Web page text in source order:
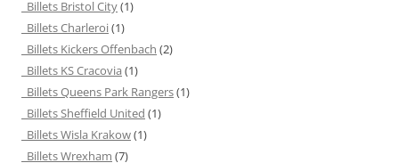
Billets Bristol City(1)
Billets Charleroi(1)
Billets Kickers Offenbach (2)
Billets KS Cracovia (1)
Billets Queens Park Rangers(1)
Billets Sheffield United (1)
Billets Wisla Krakow(1)
Billets Wrexham (7)